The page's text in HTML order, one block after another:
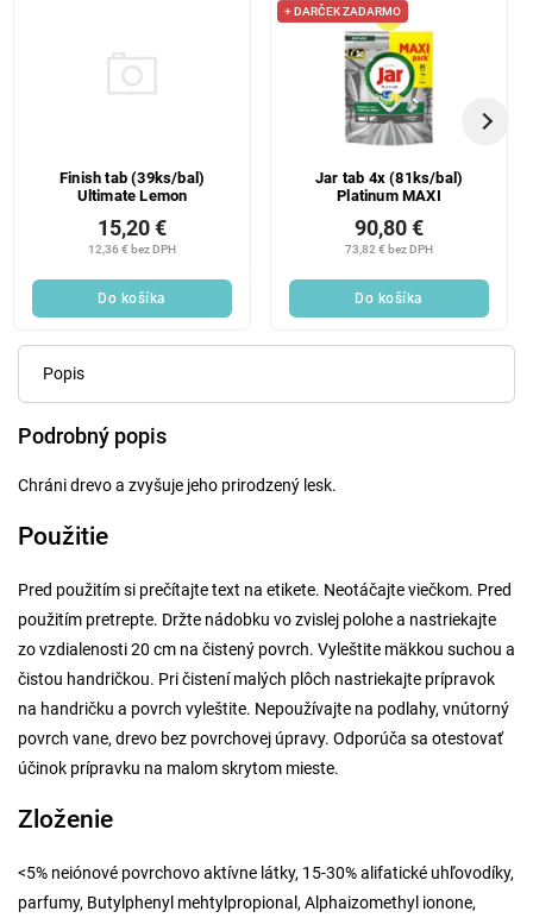
Finish tab (39ks/bal)
Ultimate Lemon
12,36 € bez DPH
15,20 €
Do košíka
+ DARČEK ZADARMO
Jar tab 4x (81ks/bal)
Platinum MAXI
73,82 € bez DPH
90,80 €
Do košíka
Popis
Podrobný popis
Chráni drevo a zvyšuje jeho prirodzený lesk.
Použitie
Pred použitím si prečítajte text na etikete. Neotáčajte viečkom. Pred
použitím pretrepte. Držte nádobku vo zvislej polohe a nastriekajte
zo vzdialenosti 20 cm na čistený povrch. Vyleštite mäkkou suchou a
čistou handričkou. Pri čistení malých plôch nastriekajte prípravok
na handričku a povrch vyleštite. Nepoužívajte na podlahy, vnútorný
povrch vane, drevo bez povrchovej úpravy. Odporúča sa otestovať
účinok prípravku na malom skrytom mieste.
Zloženie
<5% neiónové povrchovo aktívne látky, 15-30% alifatické uhľovodíky,
parfumy, Butylphenyl mehtylpropional, Alphaizomethyl ionone,